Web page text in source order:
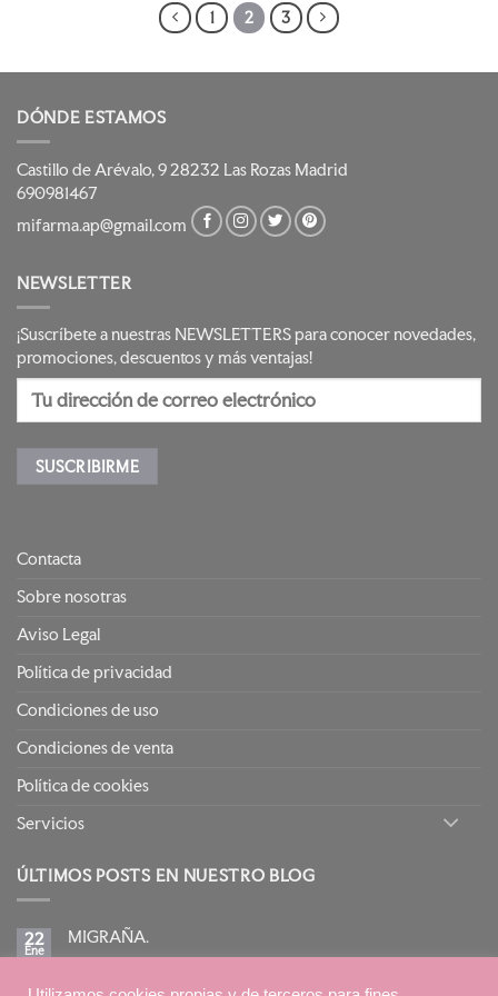
1 2 3
DÓNDE ESTAMOS
Castillo de Arévalo, 9 28232 Las Rozas Madrid
690981467
mifarma.ap@gmail.com
NEWSLETTER
¡Suscríbete a nuestras NEWSLETTERS para conocer novedades,
promociones, descuentos y más ventajas!
Contacta
Sobre nosotras
Aviso Legal
Política de privacidad
Condiciones de uso
Condiciones de venta
Política de cookies
Servicios
ÚLTIMOS POSTS EN NUESTRO BLOG
22
Ene
MIGRAÑA.
No
en